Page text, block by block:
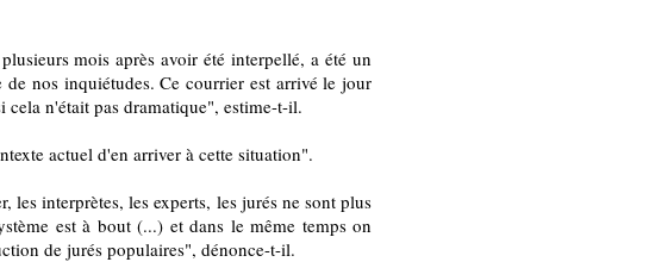
mois après avoir été interpellé, a été un
nos inquiétudes. Ce courrier est arrivé le jour
n'était pas dramatique", estime-t-il.
actuel d'en arriver à cette situation".
les interprètes, les experts, les jurés ne sont plus
est à bout (...) et dans le même temps on
de jurés populaires", dénonce-t-il.